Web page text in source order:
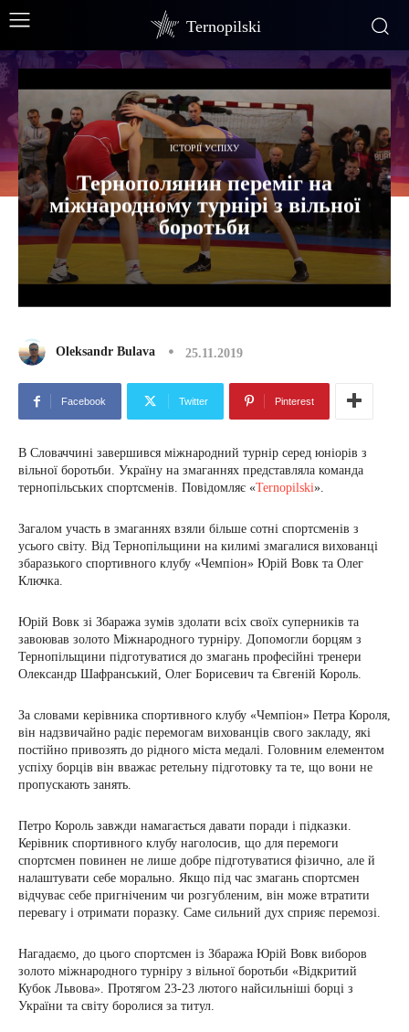
Ternopilski
ІСТОРІЇ УСПІХУ
Тернополянин переміг на
міжнародному турнірі з вільної
боротьби
Oleksandr Bulava 25.11.2019
Facebook Twitter Pinterest
В Словаччині завершився міжнародний турнір серед юніорів з
вільної боротьби. Україну на змаганнях представляла команда
тернопільських спортсменів. Повідомляє «Ternopilski».
Загалом участь в змаганнях взяли більше сотні спортсменів з
усього світу. Від Тернопільщини на килимі змагалися вихованці
збаразького спортивного клубу «Чемпіон» Юрій Вовк та Олег
Ключка.
Юрій Вовк зі Збаража зумів здолати всіх своїх суперників та
завоював золото Міжнародного турніру. Допомогли борцям з
Тернопільщини підготуватися до змагань професійні тренери
Олександр Шафранський, Олег Борисевич та Євгеній Король.
За словами керівника спортивного клубу «Чемпіон» Петра Короля,
він надзвичайно радіє перемогам вихованців свого закладу, які
постійно привозять до рідного міста медалі. Головним елементом
успіху борців він вважає ретельну підготовку та те, що вони не
пропускають занять.
Петро Король завжди намагається давати поради і підказки.
Керівник спортивного клубу наголосив, що для перемоги
спортсмен повинен не лише добре підготуватися фізично, але й
налаштувати себе морально. Якщо під час змагань спортсмен
відчуває себе пригніченим чи розгубленим, він може втратити
перевагу і отримати поразку. Саме сильний дух сприяє перемозі.
Нагадаємо, до цього спортсмен із Збаража Юрій Вовк виборов
золото міжнародного турніру з вільної боротьби «Відкритий
Кубок Львова». Протягом 23-23 лютого найсильніші борці з
України та світу боролися за титул.